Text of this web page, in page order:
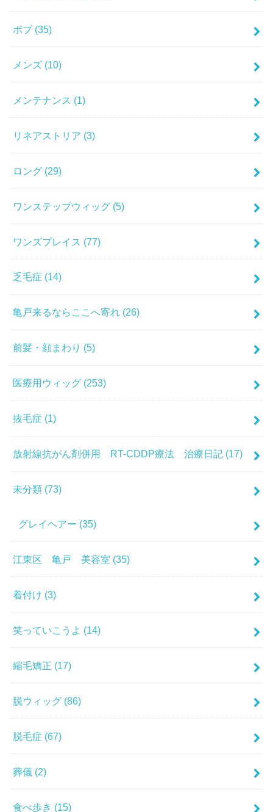
ボブ (35)
メンズ (10)
メンテナンス (1)
リネアストリア (3)
ロング (29)
ワンステップウィッグ (5)
ワンズプレイス (77)
乏毛症 (14)
亀戸来るならここへ寄れ (26)
前髪・顔まわり (5)
医療用ウィッグ (253)
抜毛症 (1)
放射線抗がん剤併用 RT-CDDP療法 治療日記 (17)
未分類 (73)
グレイヘアー (35)
江東区 亀戸 美容室 (35)
着付け (3)
笑っていこうよ (14)
縮毛矯正 (17)
脱ウィッグ (86)
脱毛症 (67)
葬儀 (2)
食べ歩き (15)